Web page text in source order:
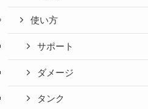
使い方
サポート
ダメージ
タンク